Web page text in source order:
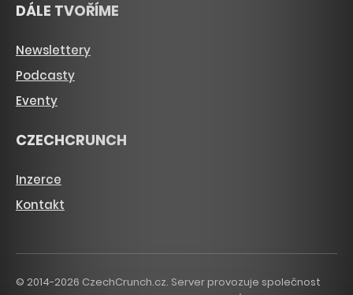
DÁLE TVOŘÍME
Newslettery
Podcasty
Eventy
CZECHCRUNCH
Inzerce
Kontakt
© 2014-2026 CzechCrunch.cz. Server provozuje společnost